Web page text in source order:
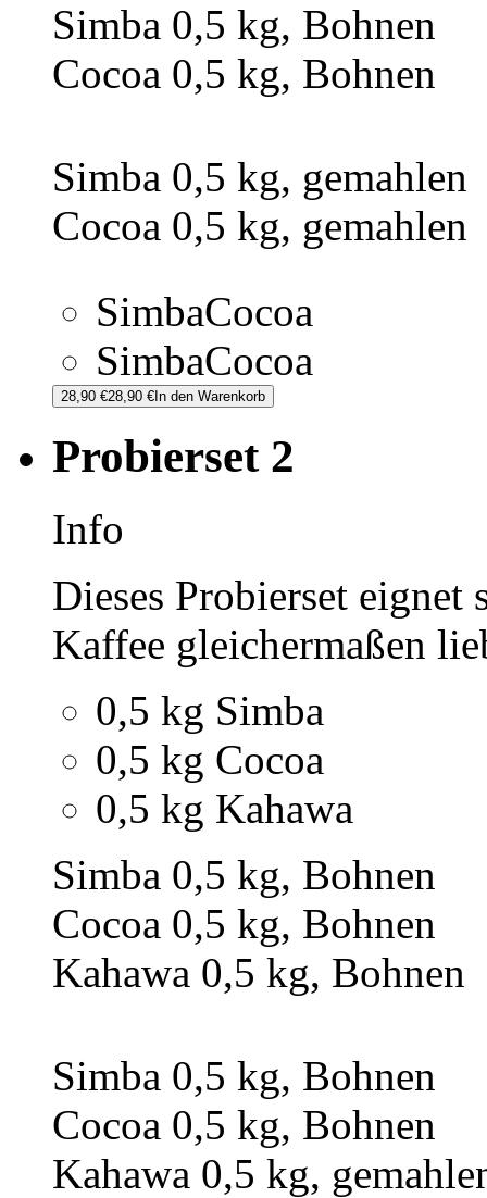
Simba 0,5 kg, Bohnen
Cocoa 0,5 kg, Bohnen
Simba 0,5 kg, gemahlen
Cocoa 0,5 kg, gemahlen
SimbaCocoa
SimbaCocoa
28,90 €28,90 € In den Warenkorb
Probierset 2
Info
Dieses Probierset eignet
Kaffee gleichermaßen
0,5 kg Simba
0,5 kg Cocoa
0,5 kg Kahawa
Simba 0,5 kg, Bohnen
Cocoa 0,5 kg, Bohnen
Kahawa 0,5 kg, Bohnen
Simba 0,5 kg, Bohnen
Cocoa 0,5 kg, Bohnen
Kahawa 0,5 kg,